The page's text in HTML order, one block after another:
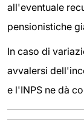
all'eventuale
pensionistiche
In caso di
avvalersi
e l'INPS ne dà